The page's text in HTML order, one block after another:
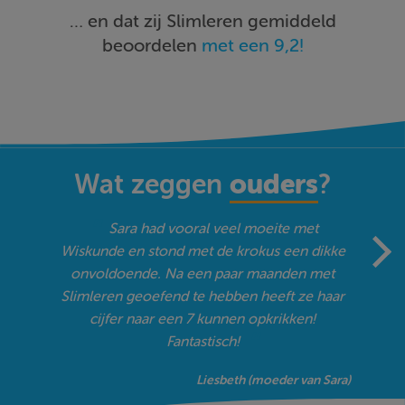
… en dat zij Slimleren gemiddeld
beoordelen met een 9,2!
Wat zeggen ouders?
Sara had vooral veel moeite met
Wiskunde en stond met de krokus een dikke
onvoldoende. Na een paar maanden met
Slimleren geoefend te hebben heeft ze haar
cijfer naar een 7 kunnen opkrikken!
Fantastisch!
Liesbeth (moeder van Sara)